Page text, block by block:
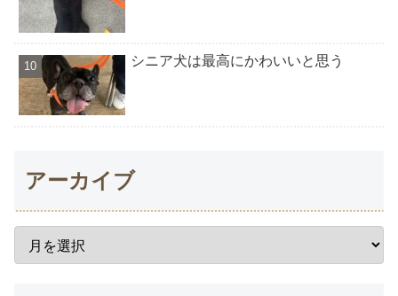
シニア犬は最高にかわいいと思う
アーカイブ